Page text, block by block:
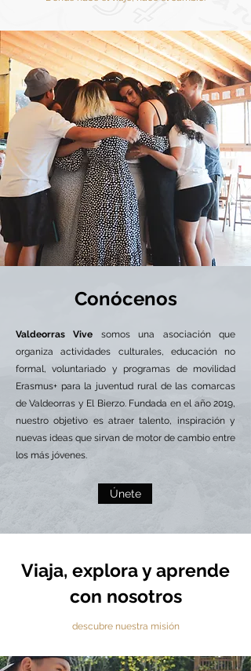
Conócenos
Valdeorras Vive somos una asociación que
organiza actividades culturales, educación no
formal, voluntariado y programas de movilidad
Erasmus+ para la juventud rural de las comarcas
de Valdeorras y El Bierzo. Fundada en el año 2019,
nuestro objetivo es atraer talento, inspiración y
nuevas ideas que sirvan de motor de cambio entre
los más jóvenes.
Únete
Viaja, explora y aprende
con nosotros
descubre nuestra misión